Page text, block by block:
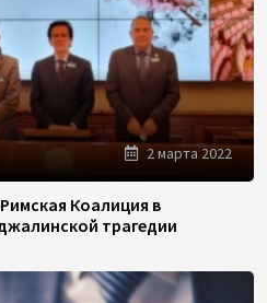
2 марта 2022
Коалиция в
трагедии